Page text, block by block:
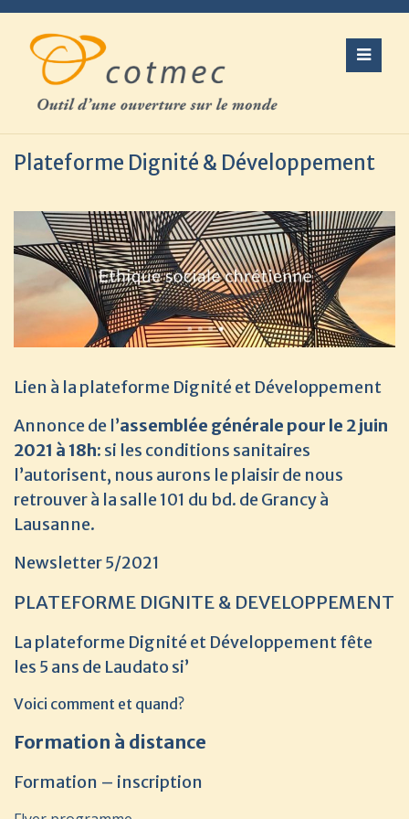
Skip
content
Plateforme Dignité & Développement
Lien à la plateforme Dignité et Développement
Annonce de l’assemblée générale pour le 2 juin
2021 à 18h: si les conditions sanitaires
l’autorisent, nous aurons le plaisir de nous
retrouver à la salle 101 du bd. de Grancy à
Lausanne.
Newsletter 5/2021
PLATEFORME DIGNITE & DEVELOPPEMENT
La plateforme Dignité et Développement fête
les 5 ans de Laudato si’
Voici comment et quand?
Formation à distance
Formation – inscription